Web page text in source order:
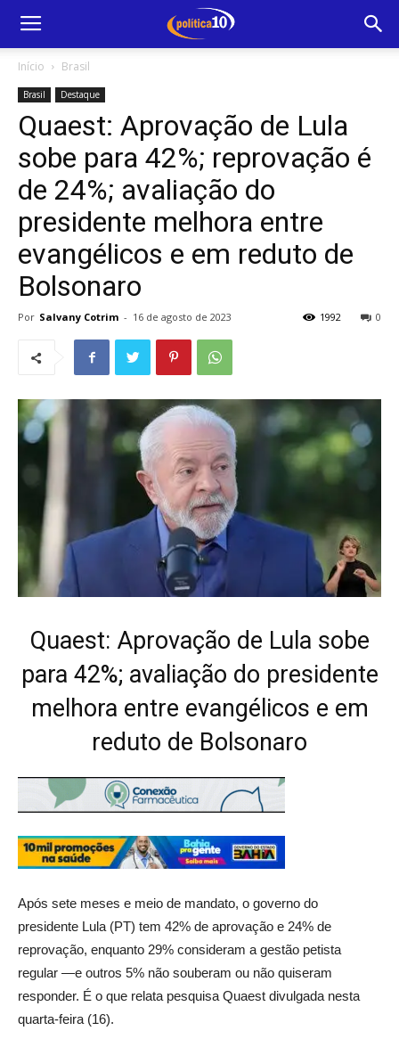
Início Brasil
Brasil Destaque
Quaest: Aprovação de Lula
sobe para 42%; reprovação é
de 24%; avaliação do
presidente melhora entre
evangélicos e em reduto de
Bolsonaro
Por Salvany Cotrim - 16 de agosto de 2023 0
1992
Quaest: Aprovação de Lula sobe
para 42%; avaliação do presidente
melhora entre evangélicos e em
reduto de Bolsonaro
Após sete meses e meio de mandato, o governo do
presidente Lula (PT) tem 42% de aprovação e 24% de
reprovação, enquanto 29% consideram a gestão petista
regular —e outros 5% não souberam ou não quiseram
responder. É o que relata pesquisa Quaest divulgada nesta
quarta-feira (16).